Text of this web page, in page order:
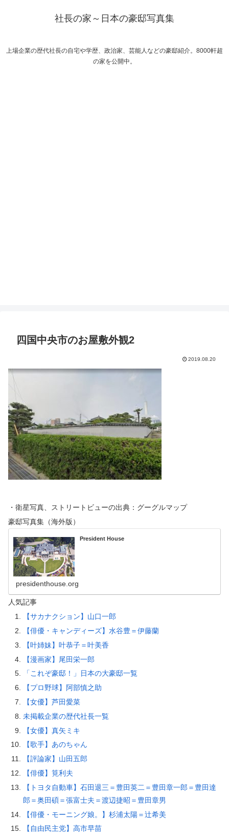
社長の家～日本の豪邸写真集
上場企業の歴代社長の自宅や学歴、政治家、芸能人などの豪邸紹介。8000軒超
の家を公開中。
四国中央市のお屋敷外観2
2019.08.20
・衛星写真、ストリートビューの出典：グーグルマップ
豪邸写真集（海外版）
President House
presidenthouse.org
人気記事
【サカナクション】山口一郎
【俳優・キャンディーズ】水谷豊＝伊藤蘭
【叶姉妹】叶恭子＝叶美香
【漫画家】尾田栄一郎
「これぞ豪邸！」日本の大豪邸一覧
【プロ野球】阿部慎之助
【女優】芦田愛菜
未掲載企業の歴代社長一覧
【女優】真矢ミキ
【歌手】あのちゃん
【評論家】山田五郎
【俳優】筧利夫
【トヨタ自動車】石田退三＝豊田英二＝豊田章一郎＝豊田達
郎＝奥田碩＝張富士夫＝渡辺捷昭＝豊田章男
【俳優・モーニング娘。】杉浦太陽＝辻希美
【自由民主党】高市早苗